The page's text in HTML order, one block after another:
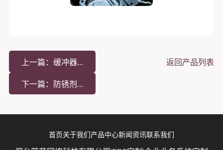
上一篇：缓冲器... 返回产品列表
下一篇：防锈剂...
首页 关于我们 产品中心新闻资讯联系我们